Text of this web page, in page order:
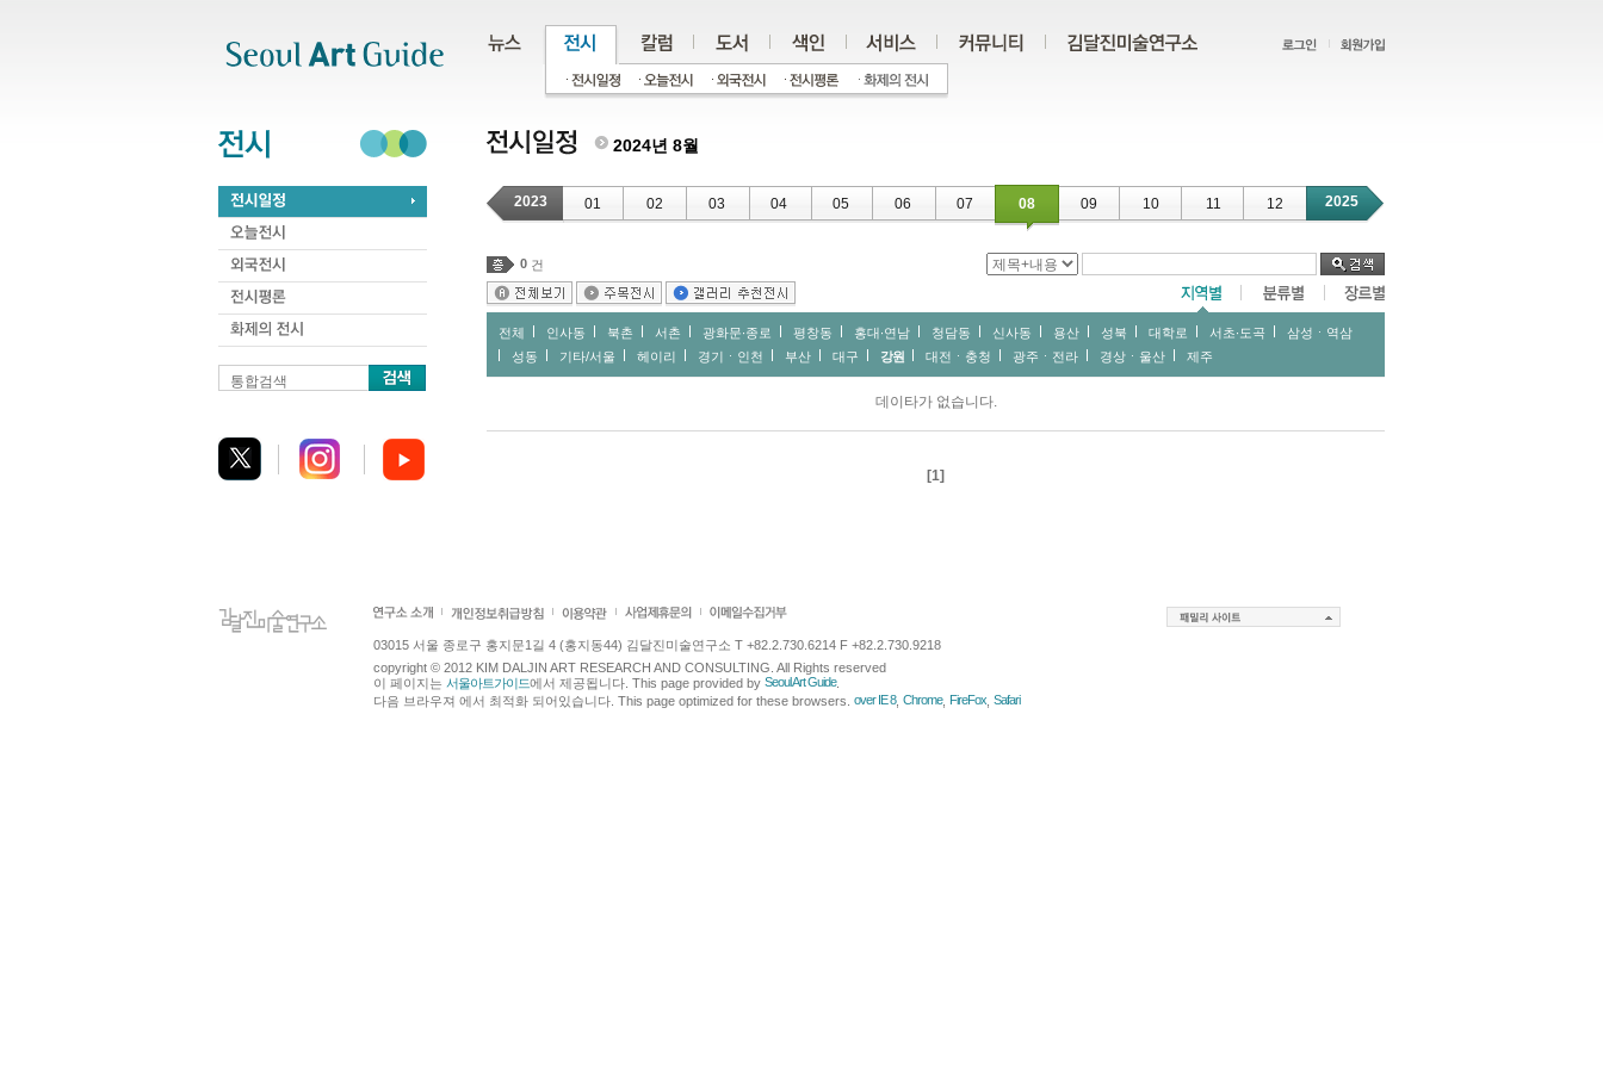
통합검색
2024년 8월
2023 01 02 03 04 05 06 07 08 09 10 11 12 2025
0 건
전체 인사동 북촌 서촌 광화문∙종로 평창동 홍대∙연남 청담동 신사동 용산 성북 대학로 서초∙도곡
삼성ㆍ역삼
성동
기타/서울 헤이리 경기ㆍ인천 부산 대구 강원 대전ㆍ충청 광주ㆍ전라 경상ㆍ울산 제주
데이타가 없습니다.
[1]
03015 서울 종로구 홍지문1길 4 (홍지동44) 김달진미술연구소 T +82.2.730.6214 F +82.2.730.9218
copyright © 2012 KIM DALJIN ART RESEARCH AND CONSULTING. All Rights reserved
이 페이지는 서울아트가이드에서 제공됩니다. This page provided by Seoul Art Guide.
다음 브라우져 에서 최적화 되어있습니다. This page optimized for these browsers. over IE 8, Chrome, FireFox Safari